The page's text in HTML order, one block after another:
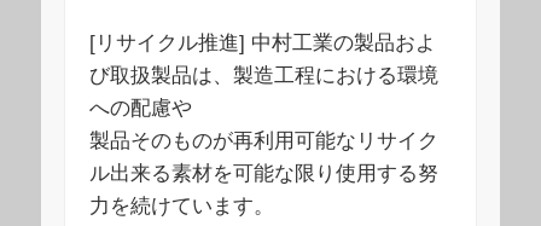
[リサイクル推進] 中村工業の製品およ
び取扱製品は、製造工程における環境
への配慮や
製品そのものが再利用可能なリサイク
ル出来る素材を可能な限り使用する努
力を続けています。